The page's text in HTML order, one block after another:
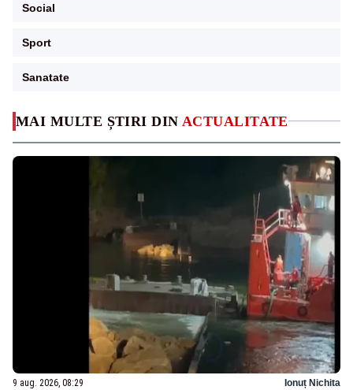
MAI MULTE ȘTIRI DIN ACTUALITATE
9 aug. 2026, 08:29 Ionuț Nichita
Social
Sport
Sanatate